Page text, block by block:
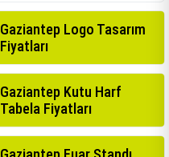
Gaziantep Logo Tasarım
Fiyatları
Gaziantep Kutu Harf
Tabela Fiyatları